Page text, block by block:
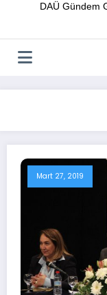
DAÜ Gündem
Mart 27, 2019